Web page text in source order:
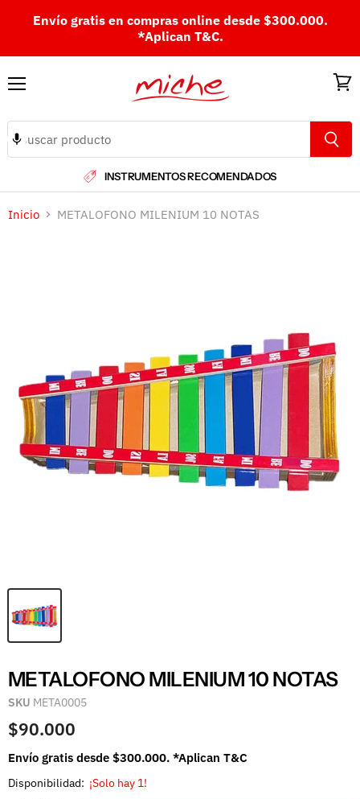
Envío gratis en compras online desde $300.000.
*Aplican T&C.
INSTRUMENTOS RECOMENDADOS
Inicio METALOFONO MILENIUM 10 NOTAS
METALOFONO MILENIUM 10 NOTAS
SKU META0005
$90.000
Envío gratis desde $300.000. *Aplican T&C
Disponibilidad: ¡Solo hay 1!